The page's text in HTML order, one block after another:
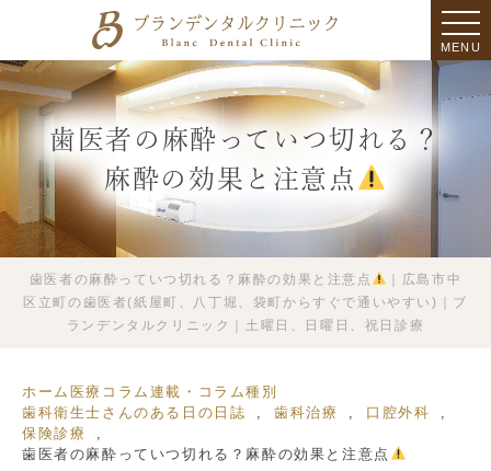
MENU
歯医者の麻酔っていつ切れる？
麻酔の効果と注意点
歯医者の麻酔っていつ切れる？麻酔の効果と注意点
｜広島市中
区立町の歯医者(紙屋町、八丁堀、袋町からすぐで通いやすい)｜ブ
ランデンタルクリニック｜土曜日、日曜日、祝日診療
ホーム 医療コラム 連載・コラム種別
歯科衛生士さんのある日の日誌
歯科治療
口腔外科
保険診療
歯医者の麻酔っていつ切れる？麻酔の効果と注意点